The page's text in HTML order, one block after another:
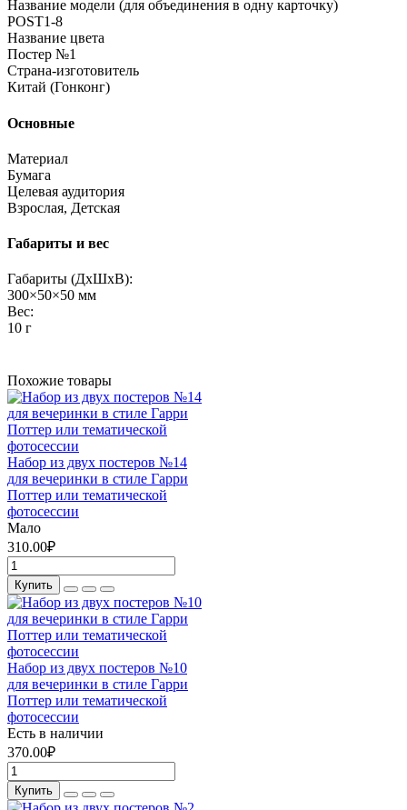
Название модели (для объединения в одну карточку)
POST1-8
Название цвета
Постер №1
Страна-изготовитель
Китай (Гонконг)
Основные
Материал
Бумага
Целевая аудитория
Взрослая, Детская
Габариты и вес
Габариты (ДхШхВ):
300×50×50 мм
Вес:
10 г
Похожие товары
Набор из двух постеров №14
для вечеринки в стиле Гарри
Поттер или тематической
фотосессии
Мало
310.00₽
Купить
Набор из двух постеров №10
для вечеринки в стиле Гарри
Поттер или тематической
фотосессии
Есть в наличии
370.00₽
Купить